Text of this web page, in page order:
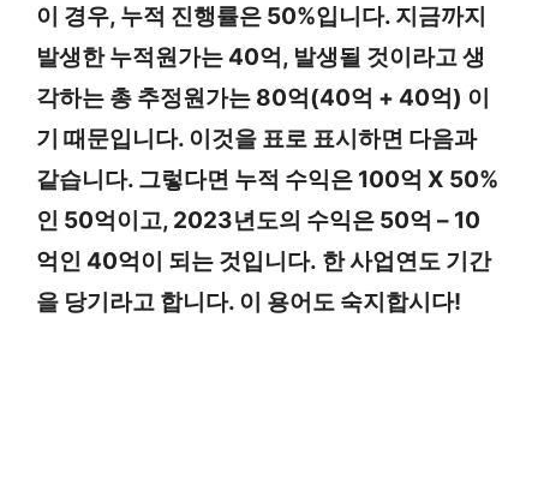
이 경우, 누적 진행률은 50%입니다. 지금까지
발생한 누적원가는 40억, 발생될 것이라고 생
각하는 총 추정원가는 80억(40억 + 40억) 이
기 때문입니다. 이것을 표로 표시하면 다음과
같습니다. 그렇다면 누적 수익은 100억 X 50%
인 50억이고, 2023년도의 수익은 50억 – 10
억인 40억이 되는 것입니다. 한 사업연도 기간
을 당기라고 합니다. 이 용어도 숙지합시다!